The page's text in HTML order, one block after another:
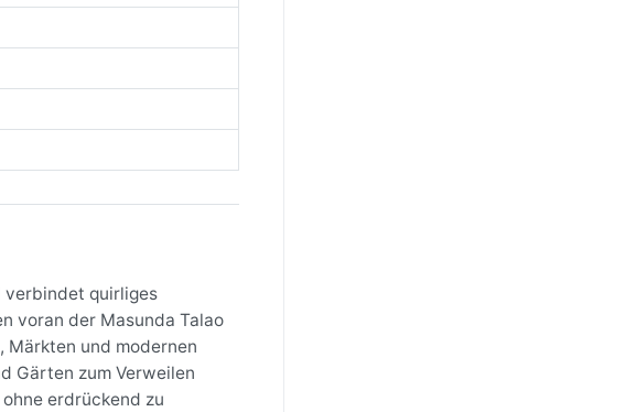
verbindet quirliges
voran der Masunda Talao
Märkten und modernen
Gärten zum Verweilen
erdrückend zu